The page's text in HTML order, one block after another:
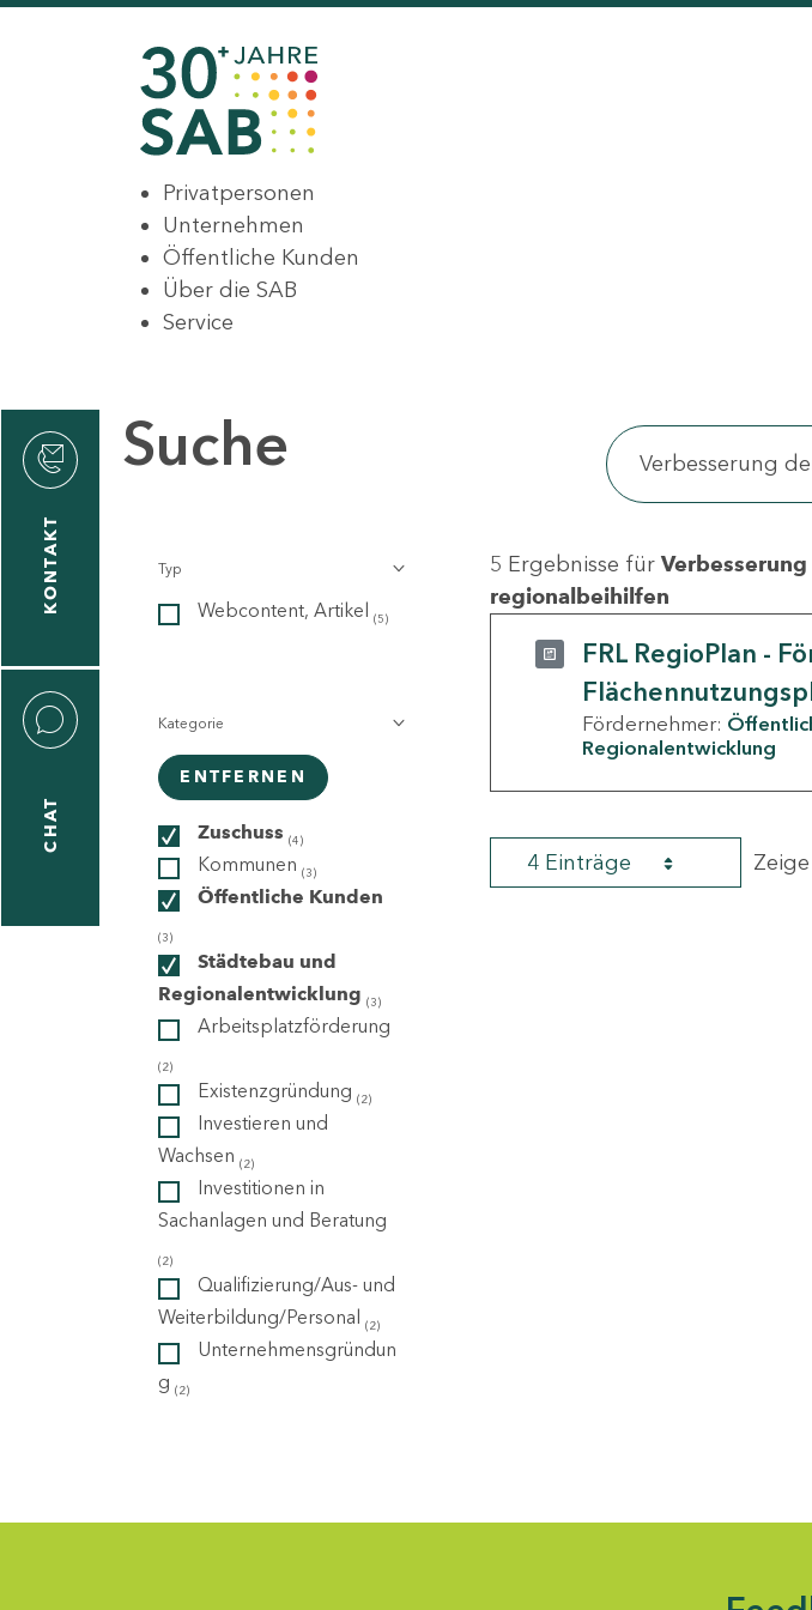
Privatpersonen
Unternehmen
Öffentliche Kunden
Über die SAB
Service
KONTAKT
CHAT
Suche
Typ
Webcontent, Artikel (5)
Kategorie
ENTFERNEN
Zuschuss (4)
Kommunen (3)
Öffentliche Kunden
(3)
Städtebau und
Regionalentwicklung (3)
Arbeitsplatzförderung
(2)
Existenzgründung (2)
Investieren und
Wachsen (2)
Investitionen in
Sachanlagen und Beratung
(2)
Qualifizierung/Aus- und
Weiterbildung/Personal (2)
Unternehmensgründun
g (2)
5 Ergebnisse für
regionalbeihilfen
FRL RegioPlan -
Fördernehmer:
Regionalentwicklung
4 Einträge